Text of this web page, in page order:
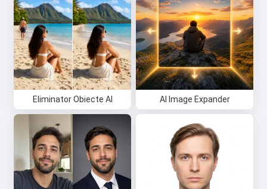
Eliminator Obiecte AI AI Image Expander